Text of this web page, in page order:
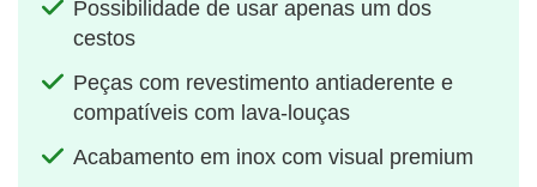
Possibilidade de usar apenas um dos
cestos
Peças com revestimento antiaderente e
compatíveis com lava-louças
Acabamento em inox com visual premium